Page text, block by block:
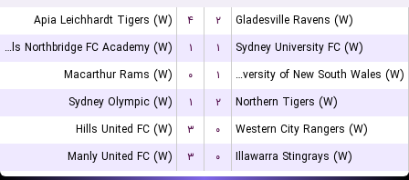
Apia Leichhardt Tigers (W) ۴ ۲
Gladesville Ravens (W)
Bulls Northbridge FC Academy (W)
۱ ۱
Sydney University FC (W)
Macarthur Rams (W)
۰ ۱
University of New South Wales (W)
Sydney Olympic (W)
۱ ۲
Northern Tigers (W)
Hills United FC (W)
۳ ۰
Western City Rangers (W)
Manly United FC (W)
۳ ۰ Illawarra Stingrays (W)